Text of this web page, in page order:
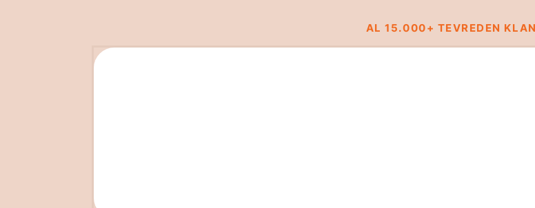
AL 15.000+ TEVREDEN